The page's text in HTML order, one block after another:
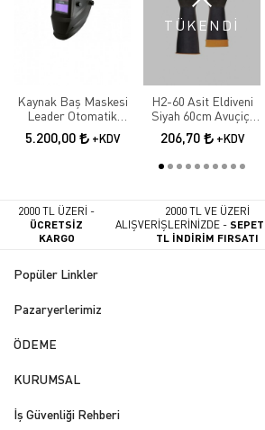
Kaynak Baş Maskesi
Leader Otomatik
Kararan
5.200,00 +KDV
TÜKENDİ
H2-60 Asit Eldiveni
Siyah 60cm Avuçiçi
Tırtıklı
206,70 +KDV
2000 TL ÜZERİ -
ÜCRETSİZ
KARGO
2000 TL VE ÜZERİ
ALIŞVERİŞLERİNİZDE -
TL İNDİRİM FIRSATI
Popüler Linkler
Pazaryerlerimiz
ÖDEME
KURUMSAL
İş Güvenliği Rehberi